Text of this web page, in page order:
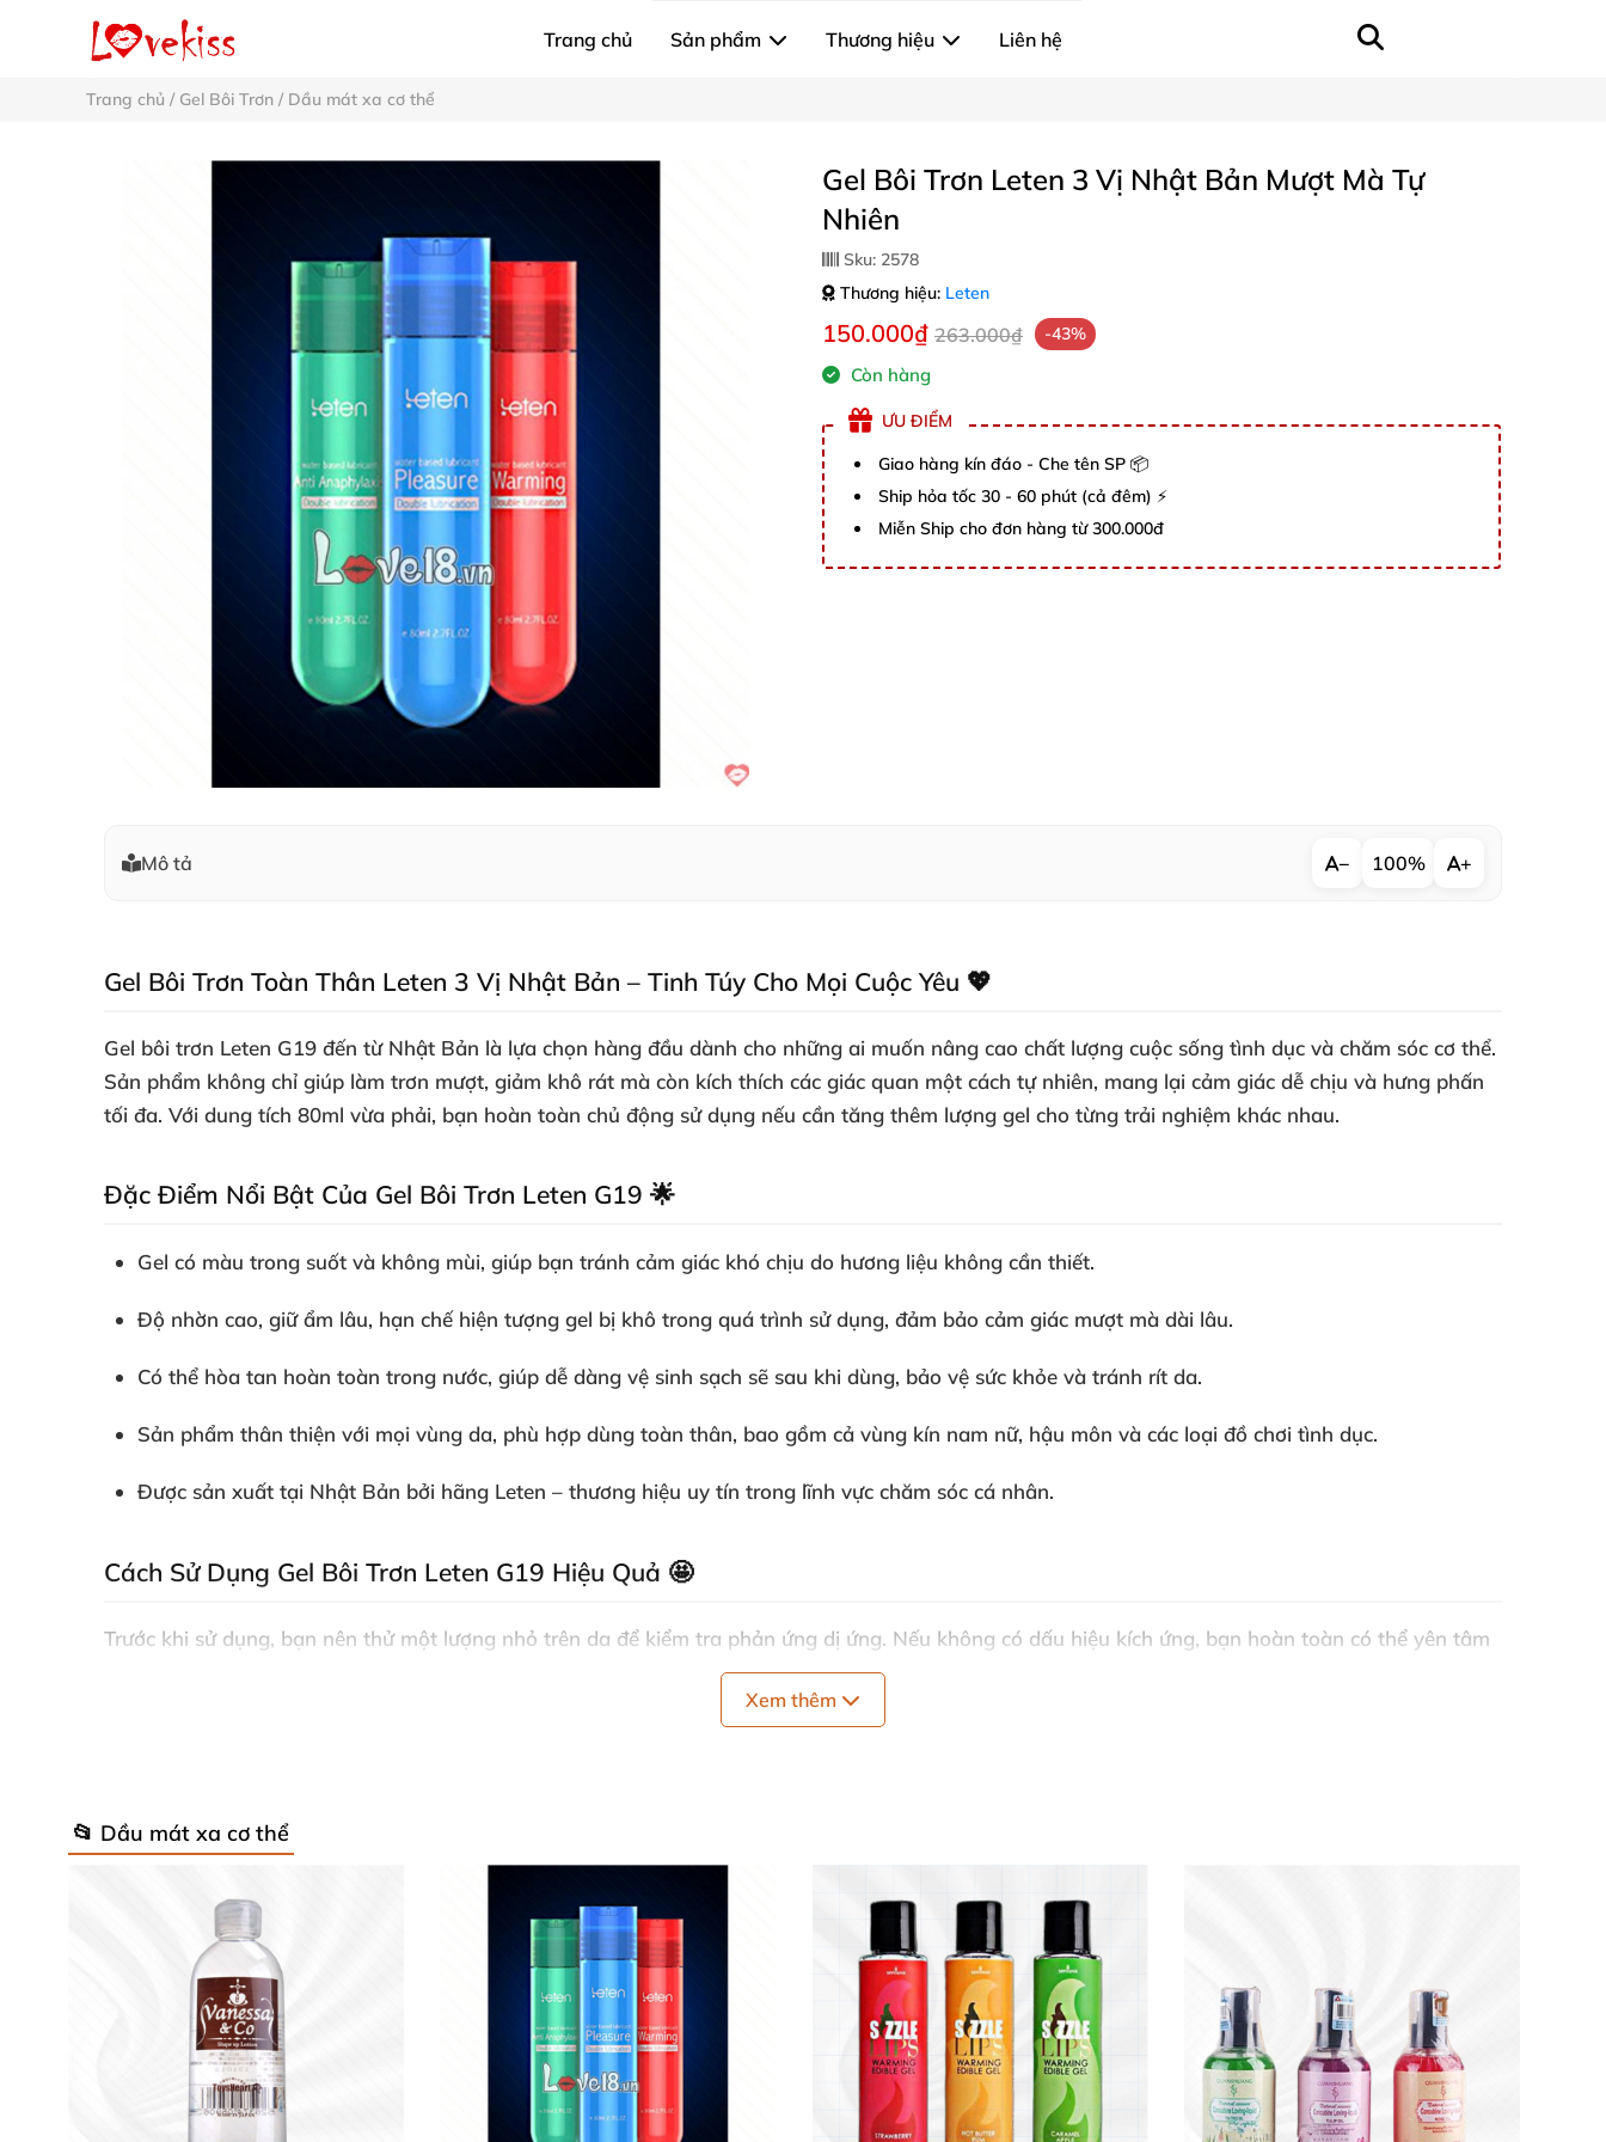
Trang chủ Sản phẩm Thương hiệu Liên hệ
Trang chủ / Gel Bôi Trơn / Dầu mát xa cơ thể
Gel Bôi Trơn Leten 3 Vị Nhật Bản Mượt Mà Tự
Nhiên
Sku: 2578
Thương hiệu: Leten
150.000₫ 263.000₫ -43%
Còn hàng
ƯU ĐIỂM
Giao hàng kín đáo - Che tên SP 📦
Ship hỏa tốc 30 - 60 phút (cả đêm) ⚡
Miễn Ship cho đơn hàng từ 300.000đ
Mô tả − 100% +
Gel Bôi Trơn Toàn Thân Leten 3 Vị Nhật Bản – Tinh Túy Cho Mọi Cuộc Yêu 💖
Gel bôi trơn Leten G19 đến từ Nhật Bản là lựa chọn hàng đầu dành cho những ai muốn nâng cao chất lượng cuộc sống tình dục và chăm sóc cơ thể.
Sản phẩm không chỉ giúp làm trơn mượt, giảm khô rát mà còn kích thích các giác quan một cách tự nhiên, mang lại cảm giác dễ chịu và hưng phấn
tối đa. Với dung tích 80ml vừa phải, bạn hoàn toàn chủ động sử dụng nếu cần tăng thêm lượng gel cho từng trải nghiệm khác nhau.
Đặc Điểm Nổi Bật Của Gel Bôi Trơn Leten G19 🌟
Gel có màu trong suốt và không mùi, giúp bạn tránh cảm giác khó chịu do hương liệu không cần thiết.
Độ nhờn cao, giữ ẩm lâu, hạn chế hiện tượng gel bị khô trong quá trình sử dụng, đảm bảo cảm giác mượt mà dài lâu.
Có thể hòa tan hoàn toàn trong nước, giúp dễ dàng vệ sinh sạch sẽ sau khi dùng, bảo vệ sức khỏe và tránh rít da.
Sản phẩm thân thiện với mọi vùng da, phù hợp dùng toàn thân, bao gồm cả vùng kín nam nữ, hậu môn và các loại đồ chơi tình dục.
Được sản xuất tại Nhật Bản bởi hãng Leten – thương hiệu uy tín trong lĩnh vực chăm sóc cá nhân.
Cách Sử Dụng Gel Bôi Trơn Leten G19 Hiệu Quả 🤩
Trước khi sử dụng, bạn nên thử một lượng nhỏ trên da để kiểm tra phản ứng dị ứng. Nếu không có dấu hiệu kích ứng, bạn hoàn toàn có thể yên tâm
thoa gel lên những vùng cần bôi trơn. Gel Leten an toàn khi dùng cho cả massage toàn thân giúp thư giãn cơ bắp sau những giờ làm việc căng
thẳng. Trong mọi trường hợp, hãy giữ vệ sinh kỹ sau khi sử dụng để mang lại cảm giác dễ chịu và sạch sẽ.
Luôn đọc kỹ hướng dẫn sử dụng và thành phần trước khi dùng để tránh dị ứng hoặc tác dụng phụ không mong muốn.
Sử dụng đúng mục đích bôi trơn, không lạm dụng hoặc dùng sai cách để bảo vệ sức khỏe.
Tránh để sản phẩm tiếp xúc với mắt và để xa tầm tay trẻ em.
Rửa sạch cơ thể bằng nước sau khi dùng để tránh bít tắc hay cảm giác khó chịu.
Xem thêm
📂 Dầu mát xa cơ thể